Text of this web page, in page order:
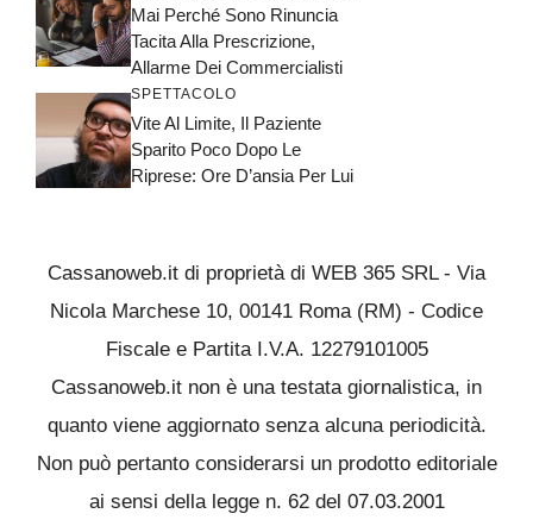
Mai Perché Sono Rinuncia
Tacita Alla Prescrizione,
Allarme Dei Commercialisti
SPETTACOLO
Vite Al Limite, Il Paziente
Sparito Poco Dopo Le
Riprese: Ore D’ansia Per Lui
Cassanoweb.it di proprietà di WEB 365 SRL - Via
Nicola Marchese 10, 00141 Roma (RM) - Codice
Fiscale e Partita I.V.A. 12279101005
Cassanoweb.it non è una testata giornalistica, in
quanto viene aggiornato senza alcuna periodicità.
Non può pertanto considerarsi un prodotto editoriale
ai sensi della legge n. 62 del 07.03.2001